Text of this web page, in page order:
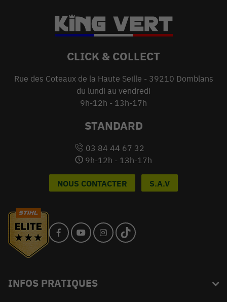
CLICK & COLLECT
Rue des Coteaux de la Haute Seille - 39210 Domblans
du lundi au vendredi
9h-12h - 13h-17h
STANDARD
03 84 44 67 32
9h-12h - 13h-17h
NOUS CONTACTER S.A.V
INFOS PRATIQUES